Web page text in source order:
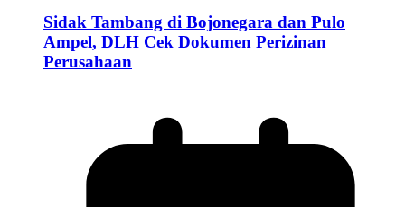
Sidak Tambang di Bojonegara dan Pulo
Ampel, DLH Cek Dokumen Perizinan
Perusahaan